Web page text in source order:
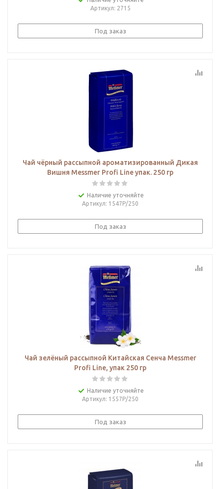
Артикул: 2715
Под заказ
Чай чёрный рассыпной ароматизированный Дикая
Вишня Messmer Profi Line упак. 250 гр
Наличие уточняйте
Артикул: 1547Р/250
Под заказ
Чай зелёный рассыпной Китайская Сенча Messmer
Profi Line, упак 250 гр
Наличие уточняйте
Артикул: 1557Р/250
Под заказ